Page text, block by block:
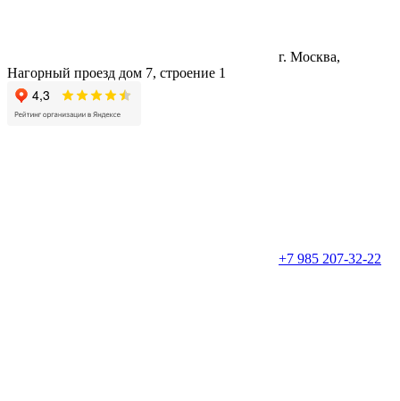
г. Москва,
Нагорный проезд дом 7, строение 1
+7 985 207-32-22